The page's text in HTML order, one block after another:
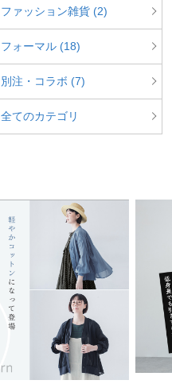
ファッション雑貨 (2)
フォーマル (18)
別注・コラボ (7)
全てのカテゴリ